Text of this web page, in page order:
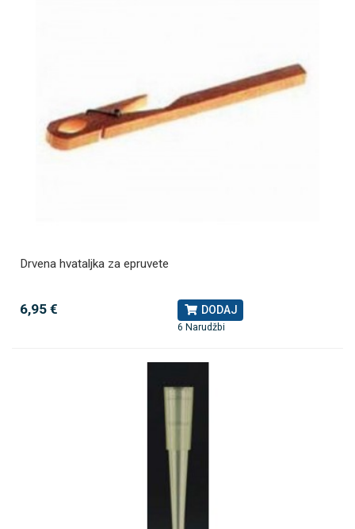
Drvena hvataljka za epruvete
6,95 € DODAJ
6 Narudžbi